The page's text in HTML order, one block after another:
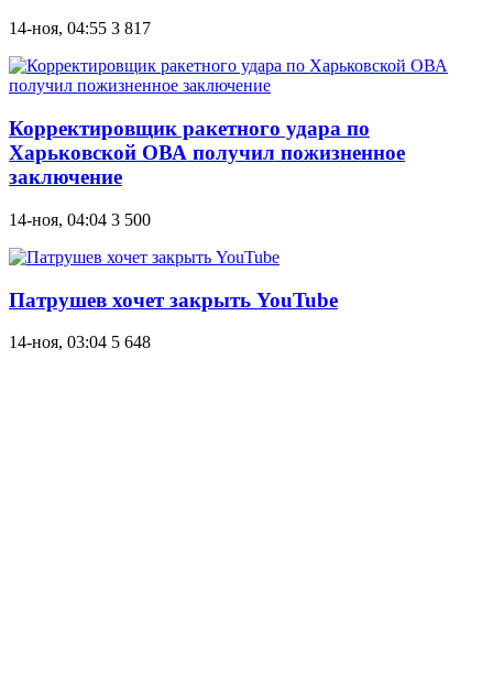
14-ноя, 04:55 3 817
Корректировщик ракетного удара по
Харьковской ОВА получил пожизненное
заключение
14-ноя, 04:04 3 500
Патрушев хочет закрыть YouTube
14-ноя, 03:04 5 648